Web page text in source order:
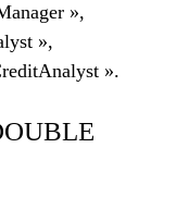
»,
»,
».